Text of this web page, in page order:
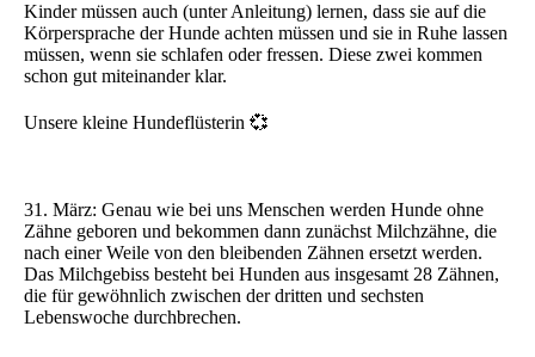
Kinder müssen auch (unter Anleitung) lernen, dass sie auf die
Körpersprache der Hunde achten müssen und sie in Ruhe lassen
müssen, wenn sie schlafen oder fressen. Diese zwei kommen
schon gut miteinander klar.
Unsere kleine Hundeflüsterin 💞
31. März: Genau wie bei uns Menschen werden Hunde ohne
Zähne geboren und bekommen dann zunächst Milchzähne, die
nach einer Weile von den bleibenden Zähnen ersetzt werden.
Das Milchgebiss besteht bei Hunden aus insgesamt 28 Zähnen,
die für gewöhnlich zwischen der dritten und sechsten
Lebenswoche durchbrechen.